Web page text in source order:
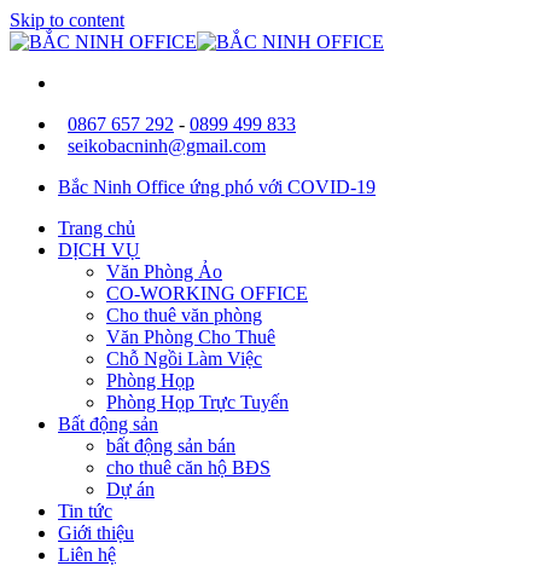
Skip to content
0867 657 292 - 0899 499 833
seikobacninh@gmail.com
Bắc Ninh Office ứng phó với COVID-19
Trang chủ
DỊCH VỤ
Văn Phòng Ảo
CO-WORKING OFFICE
Cho thuê văn phòng
Văn Phòng Cho Thuê
Chỗ Ngồi Làm Việc
Phòng Họp
Phòng Họp Trực Tuyến
Bất động sản
bất động sản bán
cho thuê căn hộ BĐS
Dự án
Tin tức
Giới thiệu
Liên hệ